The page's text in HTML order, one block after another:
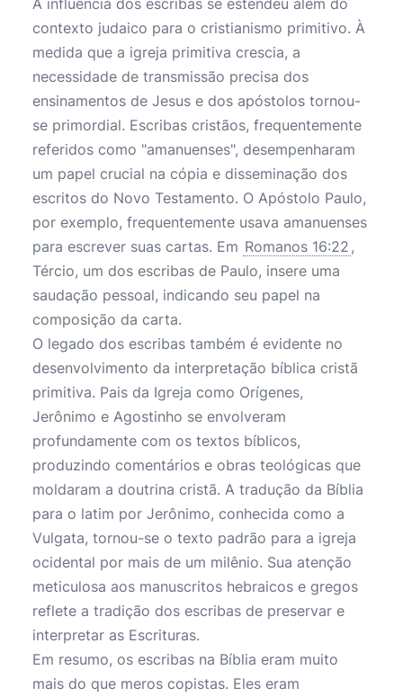
A influência dos escribas se estendeu além do
contexto judaico para o cristianismo primitivo. À
medida que a igreja primitiva crescia, a
necessidade de transmissão precisa dos
ensinamentos de Jesus e dos apóstolos tornou-
se primordial. Escribas cristãos, frequentemente
referidos como "amanuenses", desempenharam
um papel crucial na cópia e disseminação dos
escritos do Novo Testamento. O Apóstolo Paulo,
por exemplo, frequentemente usava amanuenses
para escrever suas cartas. Em Romanos 16:22 ,
Tércio, um dos escribas de Paulo, insere uma
saudação pessoal, indicando seu papel na
composição da carta.
O legado dos escribas também é evidente no
desenvolvimento da interpretação bíblica cristã
primitiva. Pais da Igreja como Orígenes,
Jerônimo e Agostinho se envolveram
profundamente com os textos bíblicos,
produzindo comentários e obras teológicas que
moldaram a doutrina cristã. A tradução da Bíblia
para o latim por Jerônimo, conhecida como a
Vulgata, tornou-se o texto padrão para a igreja
ocidental por mais de um milênio. Sua atenção
meticulosa aos manuscritos hebraicos e gregos
reflete a tradição dos escribas de preservar e
interpretar as Escrituras.
Em resumo, os escribas na Bíblia eram muito
mais do que meros copistas. Eles eram